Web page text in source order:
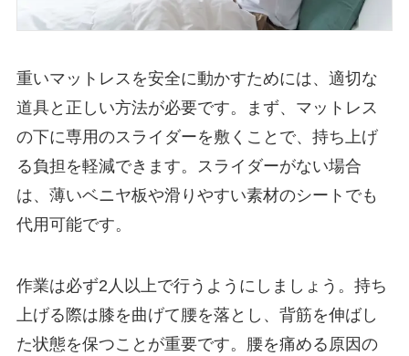
重いマットレスを安全に動かすためには、適切な
道具と正しい方法が必要です。まず、マットレス
の下に専用のスライダーを敷くことで、持ち上げ
る負担を軽減できます。スライダーがない場合
は、薄いベニヤ板や滑りやすい素材のシートでも
代用可能です。
作業は必ず2人以上で行うようにしましょう。持ち
上げる際は膝を曲げて腰を落とし、背筋を伸ばし
た状態を保つことが重要です。腰を痛める原因の